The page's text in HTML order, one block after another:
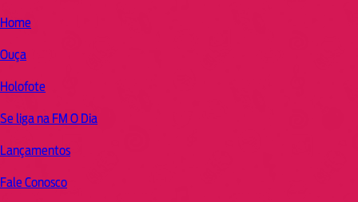
Home
Ouça
Holofote
Se liga na FM O Dia
Lançamentos
Fale Conosco